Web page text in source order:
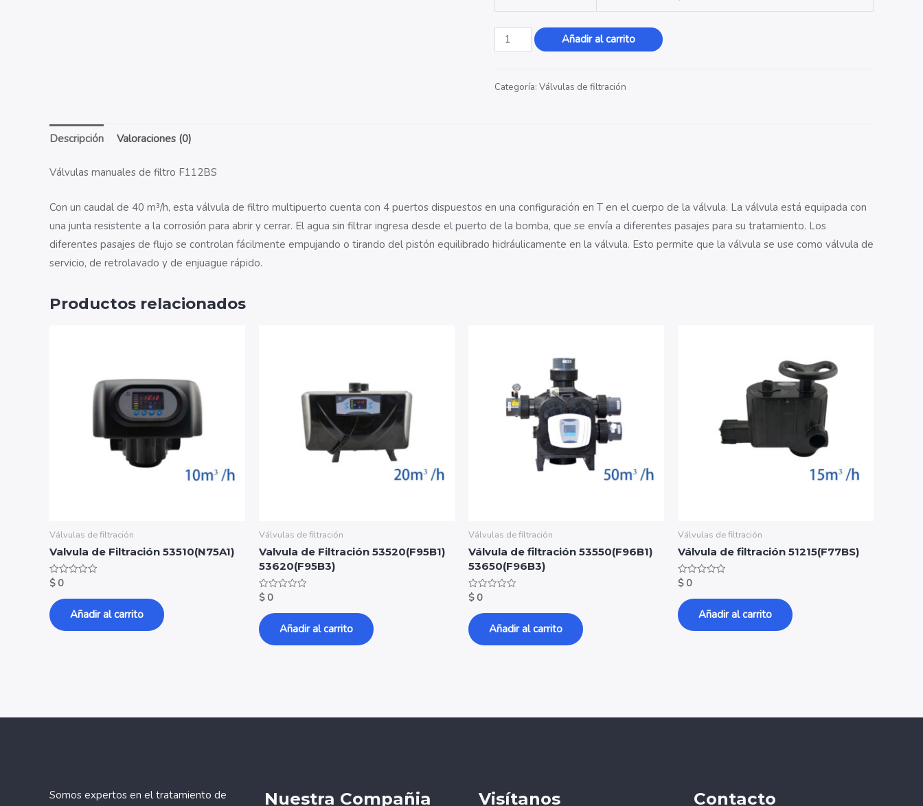
Valvula
de
51240(F112BS)
Añadir al carrito
Categoría: Válvulas de filtración
Descripción Valoraciones (0)
Válvulas manuales de filtro F112BS
Con un caudal de 40 m³/h, esta válvula de filtro multipuerto cuenta con 4 puertos dispuestos en una configuración en T en el cuerpo de la válvula. La válvula está equipada con
una junta resistente a la corrosión para abrir y cerrar. El agua sin filtrar ingresa desde el puerto de la bomba, que se envía a diferentes pasajes para su tratamiento. Los
diferentes pasajes de flujo se controlan fácilmente empujando o tirando del pistón equilibrado hidráulicamente en la válvula. Esto permite que la válvula se use como válvula de
servicio, de retrolavado y de enjuague rápido.
Productos relacionados
Válvulas de filtración
Valvula de Filtración 53510(N75A1)
Valorado
con
de
5
$ 0
Añadir al carrito
Válvulas de filtración
Valvula de Filtración 53520(F95B1)
53620(F95B3)
Valorado
con
de
5
$ 0
Añadir al carrito
Válvulas de filtración
Válvula de filtración 53550(F96B1)
53650(F96B3)
Valorado
con
de
5
$ 0
Añadir al carrito
Válvulas de filtración
Válvula de filtración 51215(F77BS)
Valorado
con
de
5
$ 0
Añadir al carrito
Somos expertos en el tratamiento de Nuestra Compañia Visítanos Contacto